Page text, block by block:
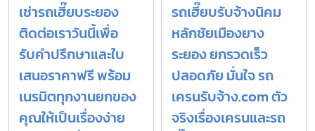
เช่ารถเฮี๊ยบระยอง
ติดต่อเราวันนี้เพื่อ
รับคำปรึกษาและใบ
เสนอราคาฟรี พร้อม
เนรมิตทุกงานยกของ
คุณให้เป็นเรื่องง่าย
รถเฮี๊ยบรับจ้างนิคม
หลักชัยเมืองยาง
ระยอง ยกรวดเร็ว
ปลอดภัย มั่นใจ รถ
เครนรับจ้าง.com ตัว
จริงเรื่องเครนและรถ